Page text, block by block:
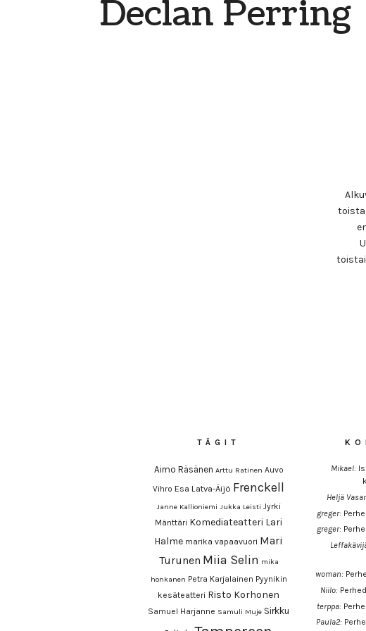
Declan Perring
TÄGIT
Aimo Räsänen Arttu Ratinen Auvo
Vihro Esa Latva-Äijö Frenckell
Janne Kallioniemi Jukka Leisti Jyrki
Mänttäri Komediateatteri Lari
Halme marika vapaavuori Mari
Turunen Miia Selin mika
honkanen Petra Karjalainen Pyynikin
kesäteatteri Risto Korhonen
Samuel Harjanne Samuli Muje Sirkku
Mikael:
Heljä
greger:
greger:
woman:
Niilo:
terppa:
Paula2: